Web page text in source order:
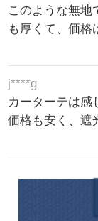
このような無地
も厚くて、価格
j****g
カーターテは感
価格も安く、遮